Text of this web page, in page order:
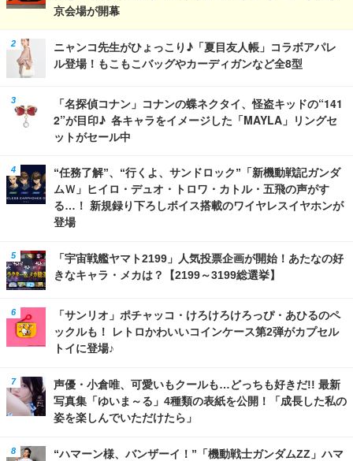
京会場が開幕
ニャンコ先生がひょっこり♪「夏目友人帳」コラボアパレ
ル登場！もこもこバッグやカーディガンなど全8型
「名探偵コナン」コナンの蝶ネクタイ、怪盗キッドの“141
2”が目印♪ 各キャラをイメージした「MAYLA」リングセ
ットがセール中
“任務了解”、“行くよ、サンドロック”「新機動戦記ガンダ
ムＷ」ヒイロ・デュオ・トロワ・カトル・五飛の声がす
る…！ 新規録り下ろしボイス搭載のワイヤレスイヤホンが
登場
「宇宙戦艦ヤマト2199」人気投票企画が開始！あたなの好
きなキャラ・メカは？【2199～3199総選挙】
「サンリオ」ポチャッコ・けろけろけろっぴ・あひるのペ
ックルも！ レトロかわいいコインケース第2弾がカプセル
トイに登場♪
声優・小倉唯、可愛いもクールも…どっちも好きだ!! 最新
写真集「ゆいま～る」4種類の表紙を公開！「成長した私の
姿を楽しんでいただけたら」
“ハマーン様、バンザーイ！”「機動戦士ガンダムZZ」ハマ